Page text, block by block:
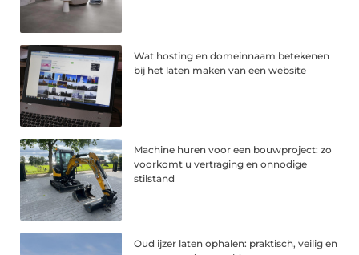
Wat hosting en domeinnaam betekenen
bij het laten maken van een website
Machine huren voor een bouwproject: zo
voorkomt u vertraging en onnodige
stilstand
Oud ijzer laten ophalen: praktisch, veilig en